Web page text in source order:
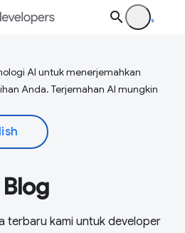
AI untuk menerjemahkan
Anda. Terjemahan AI mungkin
Blog
terbaru kami untuk developer